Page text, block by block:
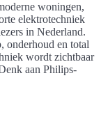
woningen,
elektrotechniek
in Nederland.
onderhoud en total
wordt zichtbaar
aan Philips-